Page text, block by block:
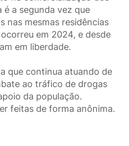
a segunda vez que
nas mesmas residências
em 2024, e desde
em liberdade.
que continua atuando de
ao tráfico de drogas
da população.
feitas de forma anônima.